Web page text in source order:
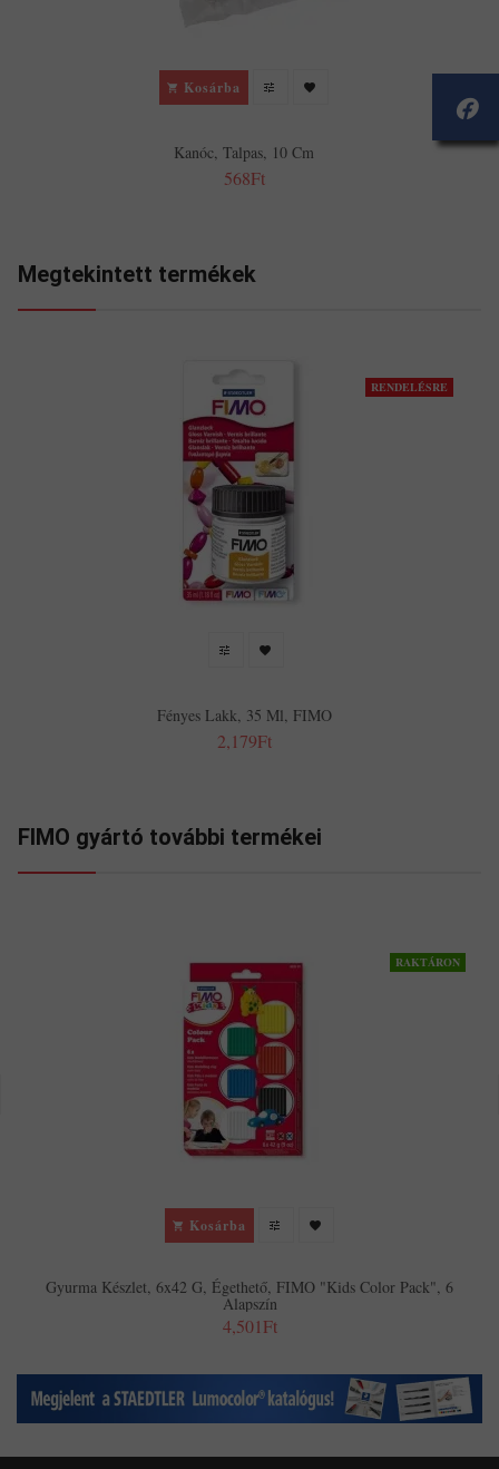
Kosárba
Kanóc, Talpas, 10 Cm
568Ft
Megtekintett termékek
RENDELÉSRE
Fényes Lakk, 35 Ml, FIMO
2,179Ft
FIMO gyártó további termékei
RAKTÁRON
Kosárba
Gyurma Készlet, 6x42 G, Égethető, FIMO "Kids Color Pack", 6
Alapszín
4,501Ft